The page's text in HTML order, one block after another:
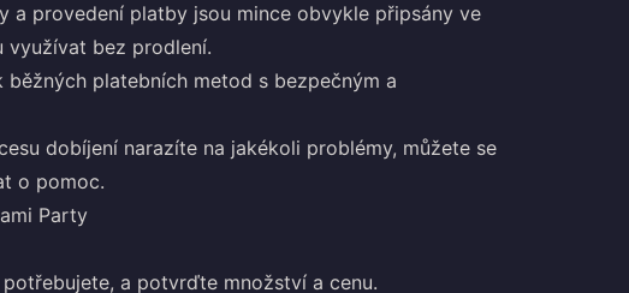
a provedení platby jsou mince obvykle připsány ve
využívat bez prodlení.
běžných platebních metod s bezpečným a
dobíjení narazíte na jakékoli problémy, můžete se
o pomoc.
Party
a potvrďte množství a cenu.